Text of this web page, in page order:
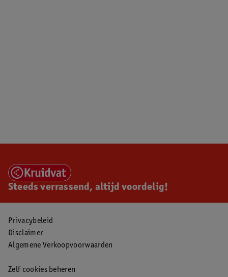
Steeds verrassend, altijd voordelig!
Privacybeleid
Disclaimer
Algemene Verkoopvoorwaarden
Zelf cookies beheren